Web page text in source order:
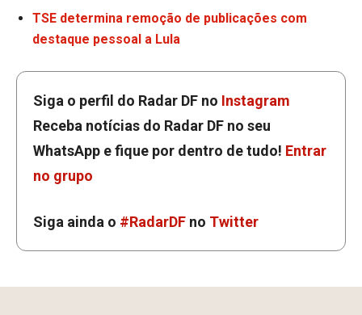
TSE determina remoção de publicações com
destaque pessoal a Lula
Siga o perfil do Radar DF no Instagram
Receba notícias do Radar DF no seu
WhatsApp e fique por dentro de tudo! Entrar
no grupo
Siga ainda o #RadarDF no Twitter